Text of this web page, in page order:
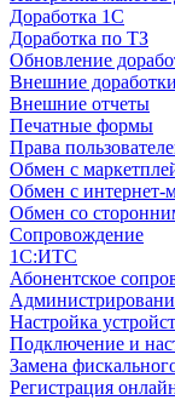
Доработка 1С
Доработка по ТЗ
Обновление
Внешние доработки
Внешние отчеты
Печатные формы
Права
Обмен с
Обмен с интернет-
Обмен со
Сопровождение
1C:ИТС
Абонентское
Настройка
Подключение и
Замена
Регистрация